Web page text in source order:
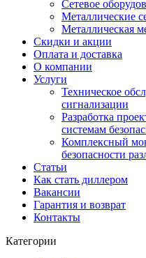
Сетевое
Металлические
Металлическая
Скидки и акции
Оплата и доставка
О компании
Услуги
Техническое
сигнализации
Разработка
системам
Комплексный
безопасности
Статьи
Как стать диллером
Вакансии
Гарантия и возврат
Контакты
Категории